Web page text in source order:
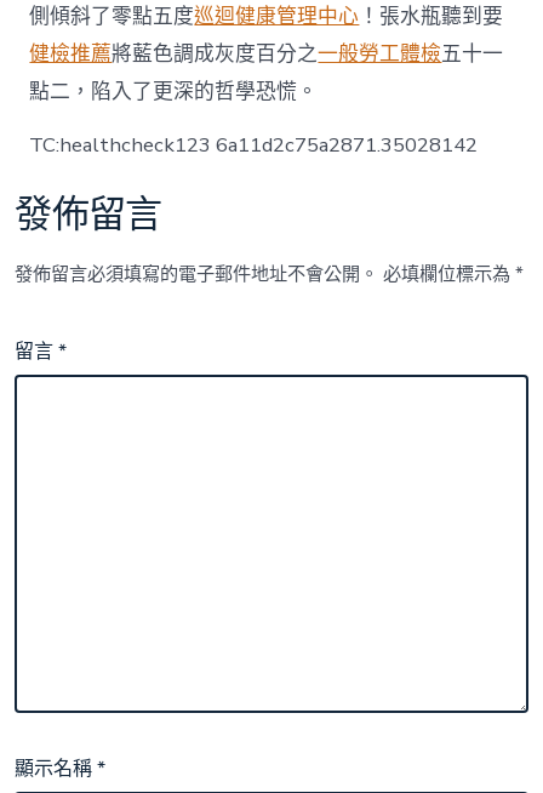
側傾斜了零點五度巡迴健康管理中心 ！張水瓶聽到要
健檢推薦將藍色調成灰度百分之一般勞工體檢五十一
點二，陷入了更深的哲學恐慌。
TC:healthcheck123 6a11d2c75a2871.35028142
發佈留言
發佈留言必須填寫的電子郵件地址不會公開。 必填欄位標示為*
留言*
顯示名稱*